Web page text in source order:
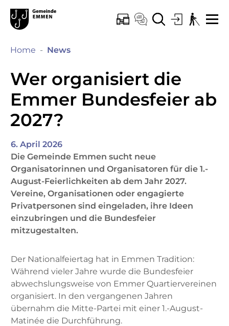
zur Startseite
Direkt zur Hauptnavigation
Direkt zum Inhalt
Direkt zur Suche
Direkt zum Stichwortverzeichnis
KopfzeileEmmen
Hauptnavigation
ONLINE-SCHALTER
KONTAKT
SUCHELOGIN
Hauptinhalt
Home News(ausgewählt)
Wer organisiert die
Emmer Bundesfeier ab
2027?
6. April 2026
Die Gemeinde Emmen sucht neue
Organisatorinnen und Organisatoren für die 1.-
August-Feierlichkeiten ab dem Jahr 2027.
Vereine, Organisationen oder engagierte
Privatpersonen sind eingeladen, ihre Ideen
einzubringen und die Bundesfeier
mitzugestalten.
Der Nationalfeiertag hat in Emmen Tradition:
Während vieler Jahre wurde die Bundesfeier
abwechslungsweise von Emmer Quartiervereinen
organisiert. In den vergangenen Jahren
übernahm die Mitte-Partei mit einer 1.-August-
Matinée die Durchführung.